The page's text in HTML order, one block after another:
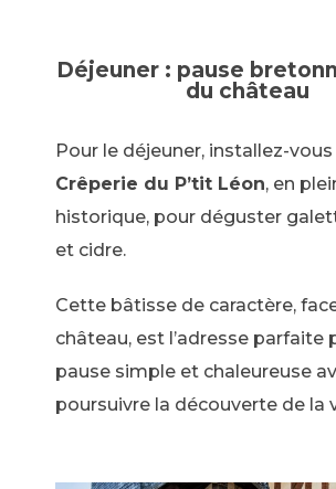
Déjeuner : pause
du château
Pour le déjeuner, installez-vous
Crêperie du P’tit Léon, en
historique, pour déguster
et cidre.
Cette bâtisse de caractère,
château, est l’adresse parfaite
pause simple et chaleureuse
poursuivre la découverte de la